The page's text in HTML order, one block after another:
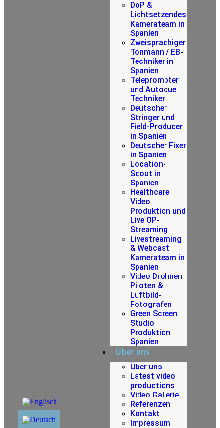
DoP &
Lichtsetzendes
Kamerateam in
Spanien
Zweisprachiger
Tonmann / EB-
Techniker in
Spanien
Teleprompter
und Autocue
Techniker
Deutscher
Stringer und
Field-Producer
in Spanien
Deutscher Fixer
in Spanien
Location-
Scout in
Spanien
Healthcare
Video
Produktion und
Live OP-
Streaming
Livestreaming
& Webcast
Kamerateam in
Spanien
Video Drohnen
Piloten &
Luftbild-
Fotografen
Green Screen
Studio
Produktion
Spanien
Über uns
Über uns
Latest video
productions
Video Gallerie
Referenzen
Kontakt
Impressum